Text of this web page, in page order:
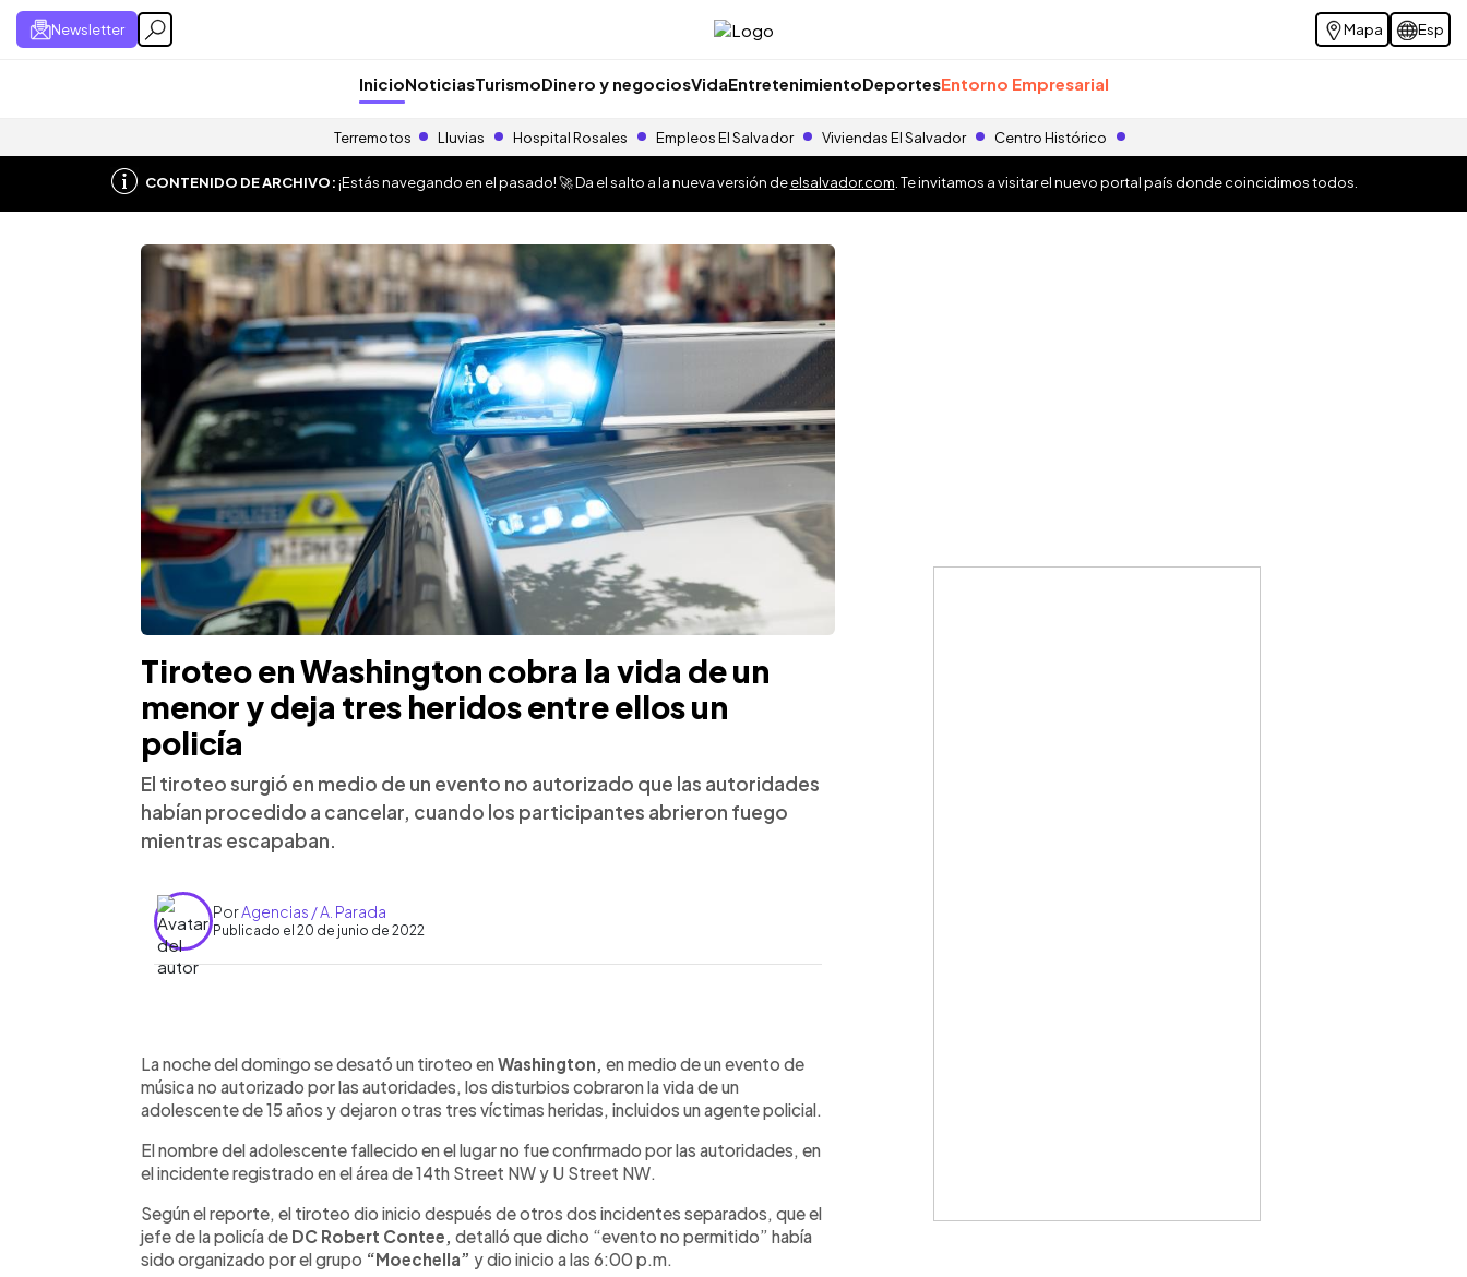
Newsletter Mapa Esp
InicioNoticiasTurismoDinero y negociosVidaEntretenimientoDeportesEntorno Empresarial
Terremotos Lluvias Hospital Rosales Empleos El Salvador Viviendas El Salvador Centro Histórico
CONTENIDO DE ARCHIVO:¡Estás navegando en el pasado! 🚀 Da el salto a la nueva versión deelsalvador.com . Te invitamos a visitar el nuevo portal país donde coincidimos todos.
Tiroteo en Washington cobra la vida de un
menor y deja tres heridos entre ellos un
policía
El tiroteo surgió en medio de un evento no autorizado que las autoridades
habían procedido a cancelar, cuando los participantes abrieron fuego
mientras escapaban.
PorAgencias / A. Parada
Publicado el 20 de junio de 2022
► Escuchar artículo
La noche del domingo se desató un tiroteo enWashington, en medio de un evento de
música no autorizado por las autoridades, los disturbios cobraron la vida de un
adolescente de 15 años y dejaron otras tres víctimas heridas, incluidos un agente policial.
El nombre del adolescente fallecido en el lugar no fue confirmado por las autoridades, en
el incidente registrado en el área de 14th Street NW y U Street NW.
Según el reporte, el tiroteo dio inicio después de otros dos incidentes separados, que el
jefe de la policía de DC Robert Contee, detalló que dicho “evento no permitido” había
sido organizado por el grupo “Moechella” y dio inicio a las 6:00 p.m.